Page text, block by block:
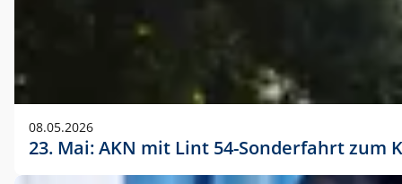
08.05.2026
23. Mai: AKN mit Lint 54-Sonderfahrt